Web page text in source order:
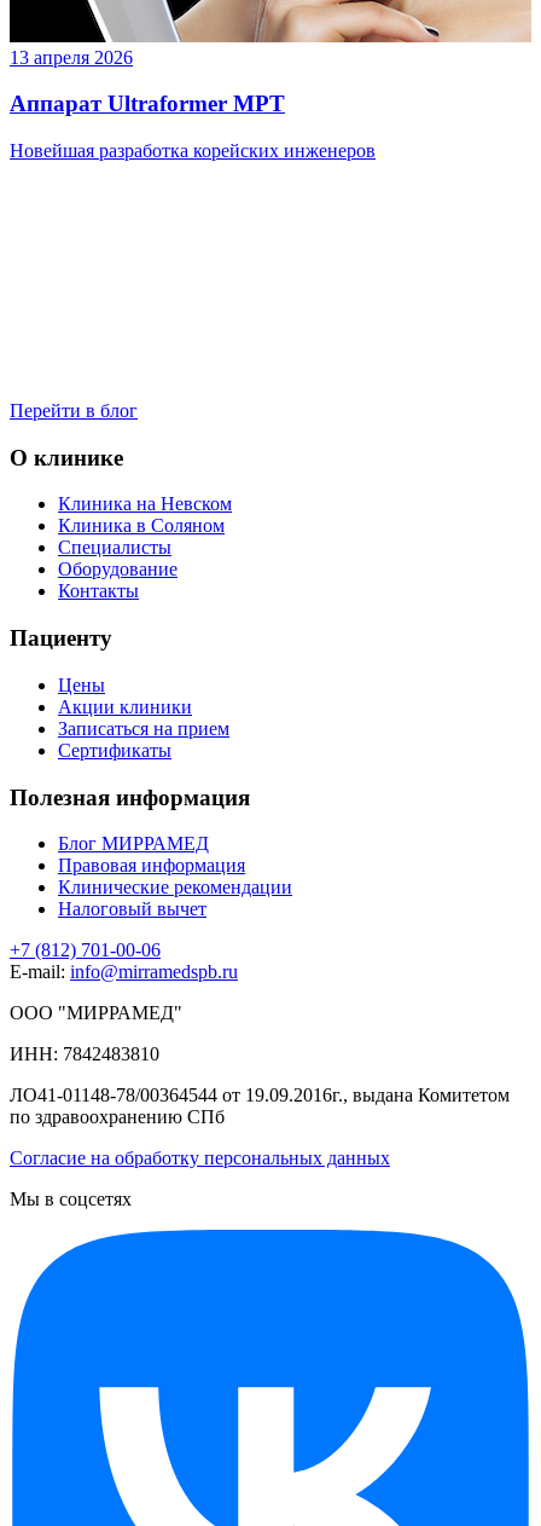
13 апреля 2026
Аппарат Ultraformer MPT
Новейшая разработка корейских инженеров
Перейти в блог
О клинике
Клиника на Невском
Клиника в Соляном
Специалисты
Оборудование
Контакты
Пациенту
Цены
Акции клиники
Записаться на прием
Сертификаты
Полезная информация
Блог МИРРАМЕД
Правовая информация
Клинические рекомендации
Налоговый вычет
+7 (812) 701-00-06
E-mail: info@mirramedspb.ru
ООО "МИРРАМЕД"
ИНН: 7842483810
ЛО41-01148-78/00364544 от 19.09.2016г., выдана Комитетом
по здравоохранению СПб
Согласие на обработку персональных данных
Мы в соцсетях